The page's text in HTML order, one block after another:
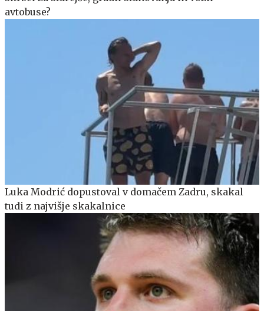
avtobuse?
Luka Modrić dopustoval v domačem Zadru, skakal
tudi z najvišje skakalnice